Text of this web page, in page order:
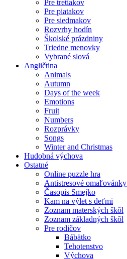
Pre tretiakov
Pre piatakov
Pre siedmakov
Rozvrhy hodín
Školské prázdniny
Triedne menovky
Vybrané slová
Angličtina
Animals
Autumn
Days of the week
Emotions
Fruit
Numbers
Rozprávky
Songs
Winter and Christmas
Hudobná výchova
Ostatné
Online puzzle hra
Antistresové omaľovánky
Časopis Smejko
Kam na výlet s deťmi
Zoznam materských škôl
Zoznam základných škôl
Pre rodičov
Bábätko
Tehotenstvo
Výchova